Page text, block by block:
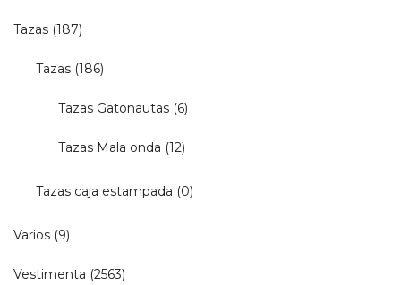
Tazas (187)
Tazas (186)
Tazas Gatonautas (6)
Tazas Mala onda (12)
Tazas caja estampada (0)
Varios (9)
Vestimenta (2563)